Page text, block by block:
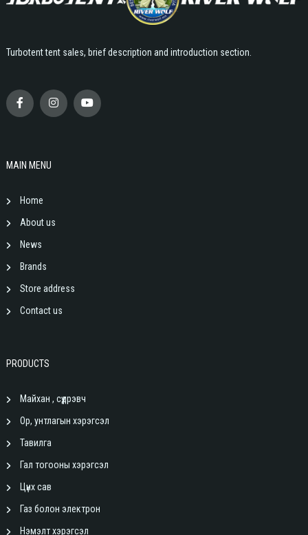
Turbotent tent sales, brief description and introduction section.
MAIN MENU
Home
About us
News
Brands
Store address
Contact us
PRODUCTS
Майхан , сүүдрэвч
Ор, унтлагын хэрэгсэл
Тавилга
Гал тогооны хэрэгсэл
Цүнх сав
Газ болон электрон
Нэмэлт хэрэгсэл